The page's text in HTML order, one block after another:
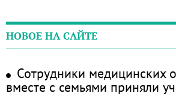
НОВОЕ НА САЙТЕ
Сотрудники медицинских
вместе с семьями приняли